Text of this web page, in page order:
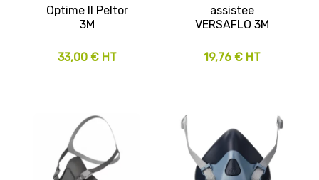
Optime II Peltor
3M
33,00 € HT
assistee
VERSAFLO 3M
19,76 € HT